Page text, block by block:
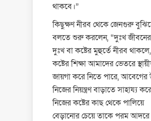
থাকবে।”
কিছুক্ষণ নীরব থেকে জেনগুরু
বলতে শুরু করলেন, “দুঃখ
দুঃখ বা কষ্টের মুহুর্তে নীরব
কষ্টের শিক্ষা আমাদের ভেতরে
জায়গা করে নিতে পারে,
নিজের নিয়ন্ত্রণ বাড়াতে সাহায্য
নিজের কষ্টের কাছ থেকে পালিয়ে
বেড়ানোর চেয়ে তাকে পরম আদরে